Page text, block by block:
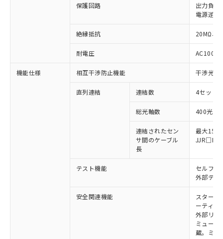
保護回路
出力負荷
電源逆接
絶縁抵抗 20MΩ以
耐電圧
機能仕様 相互干渉防止機能 干渉光回
直列連結 連結数 4セット
総光軸数 400光軸
連結されたセン
サ間のケーブル
長
最大15m
JJR□L）
テスト機能
セルフテ
外部テス
安全関連機能
スタート
ーティン
外部リレ
ミューテ
蔵。ミュ
以下の条件をお読みいただき、同意のうえ
本サービスは、当社制御機器事業取扱
対応済み：EU RoHS指令（10物質）の
非含有に対応した製品が提供可能な商品で
有に対応した製品に切り替える予定のある
対応予定なし：EU RoHS指令（10物質）の
非含有に非対応の商品で、対応品を出す予
非含有の対応状況を調査中または確認中の
非該当品：ライセンス料など無形物で、有
※1 中国RoHS○×表
「○」：最大均質材料含有率が中国RoHSの
基準値以下であることを示します。